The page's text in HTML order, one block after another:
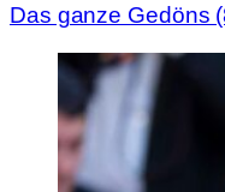
Das ganze Gedöns